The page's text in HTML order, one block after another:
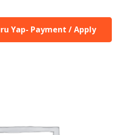
Yap- Payment / Apply